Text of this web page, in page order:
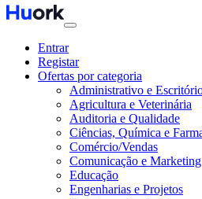
Entrar
Registar
Ofertas por categoria
Administrativo e
Agricultura e Veterinária
Auditoria e Qualidade
Ciências, Química e
Comércio/Vendas
Comunicação e Marketing
Educação
Engenharias e Projetos